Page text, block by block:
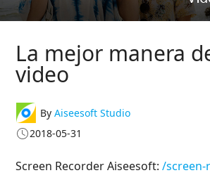
La mejor manera
video
ByAiseesoft Studio
2018-05-31
Screen Recorder Aiseesoft:/